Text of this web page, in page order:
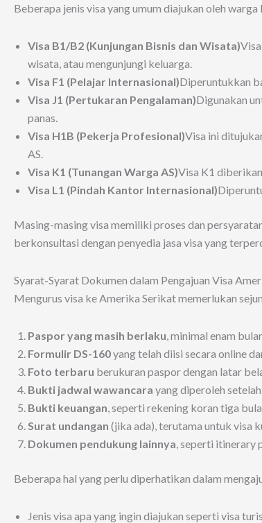
Beberapa jenis visa yang umum diajukan oleh
Visa B1/B2 (Kunjungan Bisnis dan Wisata)
wisata, atau mengunjungi keluarga.
Visa F1 (Pelajar Internasional)Diperuntukkan
Visa J1 (Pertukaran Pengalaman)Digunakan
panas.
Visa H1B (Pekerja Profesional)Visa ini
AS.
Visa K1 (Tunangan Warga AS)Visa K1
Visa L1 (Pindah Kantor Internasional)
Masing-masing visa memiliki proses dan
berkonsultasi dengan penyedia jasa visa yang
Syarat-Syarat Dokumen dalam Pengajuan Visa
Mengurus visa ke Amerika Serikat memerlukan
Paspor yang masih berlaku, minimal enam
Formulir DS-160yang telah diisi secara online
Foto terbaru berukuran paspor dengan latar
Bukti jadwal wawancara yang diperoleh
Bukti keuangan, seperti rekening koran tiga
Surat undangan (jika ada), terutama untuk visa
Dokumen pendukung lainnya, seperti itinerary
Beberapa hal yang perlu diperhatikan dalam
Jenis visa apa yang ingin diajukan seperti visa